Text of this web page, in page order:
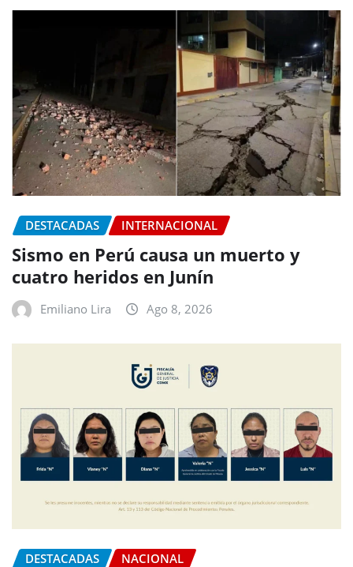
DESTACADAS INTERNACIONAL
Sismo en Perú causa un muerto y
cuatro heridos en Junín
Emiliano Lira Ago 8, 2026
DESTACADAS NACIONAL